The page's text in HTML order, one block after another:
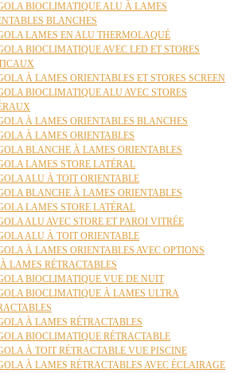
BIOCLIMATIQUE ALU À LAMES
BLANCHES
LAMES EN ALU THERMOLAQUÉ
BIOCLIMATIQUE AVEC LED ET STORES
À LAMES ORIENTABLES ET STORES SCREEN
BIOCLIMATIQUE ALU AVEC STORES
À LAMES ORIENTABLES BLANCHES
À LAMES ORIENTABLES
BLANCHE À LAMES ORIENTABLES
LAMES STORE LATÉRAL
ALU À TOIT ORIENTABLE
BLANCHE À LAMES ORIENTABLES
LAMES STORE LATÉRAL
ALU AVEC STORE ET PAROI VITRÉE
ALU À TOIT ORIENTABLE
À LAMES ORIENTABLES AVEC OPTIONS
LAMES RÉTRACTABLES
BIOCLIMATIQUE VUE DE NUIT
BIOCLIMATIQUE À LAMES ULTRA
À LAMES RÉTRACTABLES
BIOCLIMATIQUE RÉTRACTABLE
À TOIT RÉTRACTABLE VUE PISCINE
À LAMES RÉTRACTABLES AVEC ÉCLAIRAGE